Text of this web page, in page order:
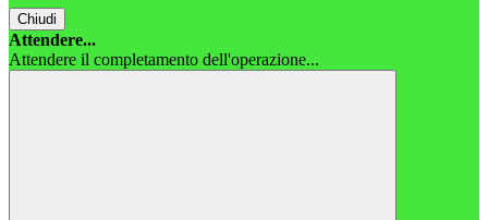
Chiudi
Attendere...
Attendere il completamento dell'operazione...